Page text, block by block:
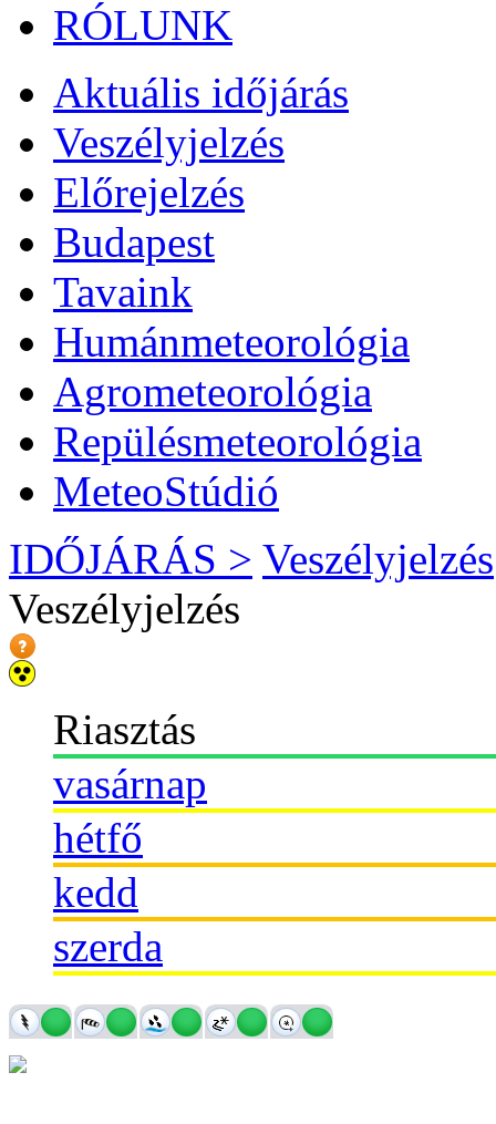
RÓLUNK
Aktuális időjárás
Veszélyjelzés
Előrejelzés
Budapest
Tavaink
Humánmeteorológia
Agrometeorológia
Repülésmeteorológia
MeteoStúdió
IDŐJÁRÁS > Veszélyjelzés
Veszélyjelzés
Riasztás
vasárnap
hétfő
kedd
szerda